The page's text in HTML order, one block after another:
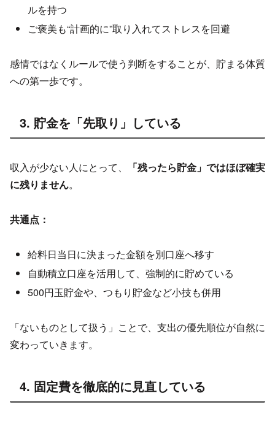
ルを持つ
ご褒美も“計画的に”取り入れてストレスを回避
感情ではなくルールで使う判断をすることが、貯まる体質
への第一歩です。
3. 貯金を「先取り」している
収入が少ない人にとって、
「残ったら貯金」ではほぼ確実
に残りません。
共通点：
給料日当日に決まった金額を別口座へ移す
自動積立口座を活用して、強制的に貯めている
500円玉貯金や、つもり貯金など小技も併用
「ないものとして扱う」ことで、支出の優先順位が自然に
変わっていきます。
4. 固定費を徹底的に見直している